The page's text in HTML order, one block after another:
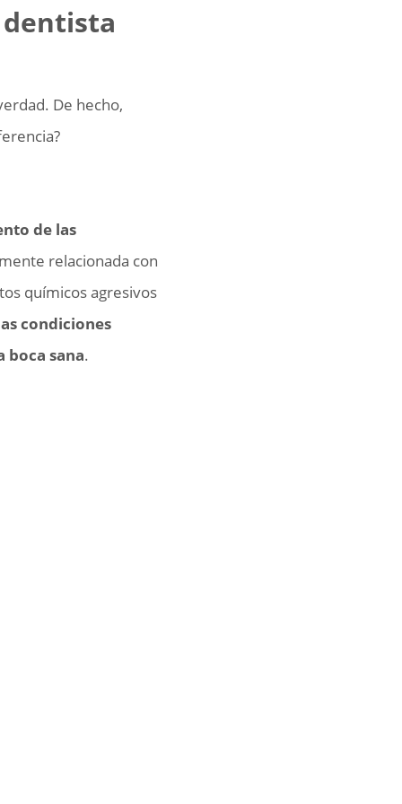
De hecho,
de las
relacionada con
químicos agresivos
condiciones
boca sana.